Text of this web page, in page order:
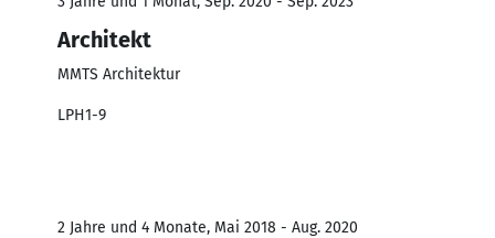
Architekt
MMTS Architektur
LPH1-9
2 Jahre und 4 Monate, Mai 2018 - Aug. 2020